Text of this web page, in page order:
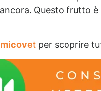
Questo frutto
per scoprire